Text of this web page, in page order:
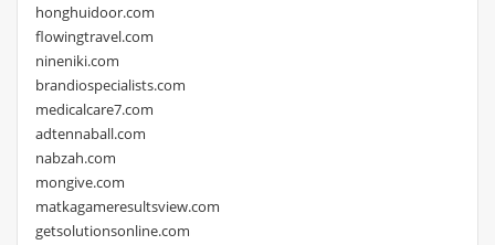
honghuidoor.com
flowingtravel.com
nineniki.com
brandiospecialists.com
medicalcare7.com
adtennaball.com
nabzah.com
mongive.com
matkagameresultsview.com
getsolutionsonline.com